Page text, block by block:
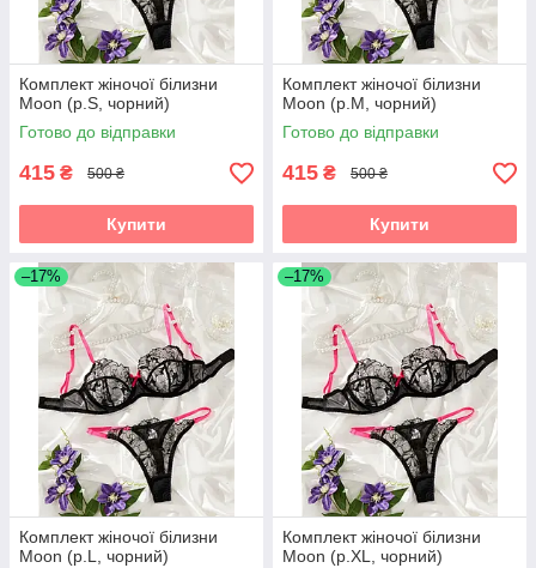
Комплект жіночої білизни
Moon (р.S, чорний)
Готово до відправки
415 ₴ 500 ₴
Купити
Комплект жіночої білизни
Moon (р.M, чорний)
Готово до відправки
415 ₴ 500 ₴
Купити
–17%
Комплект жіночої білизни
Moon (р.L, чорний)
–17%
Комплект жіночої білизни
Moon (р.XL, чорний)